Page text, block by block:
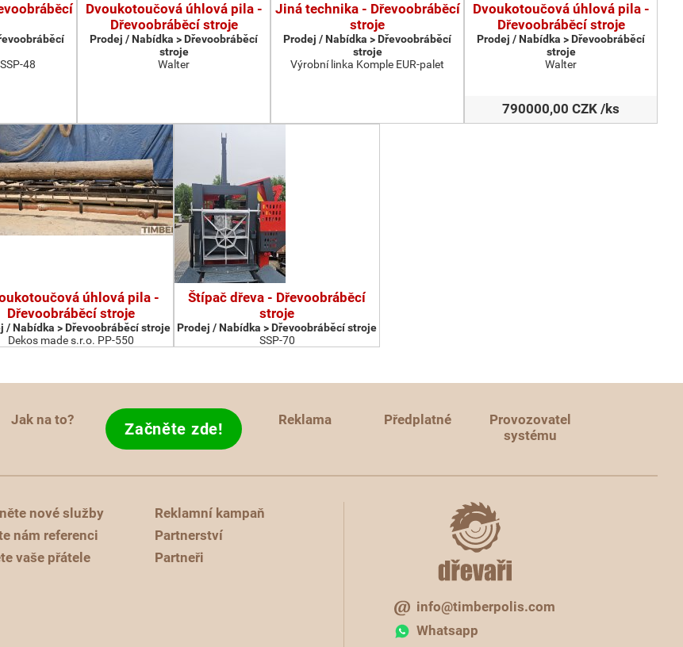
48
Dvoukotoučová úhlová pila -
Dřevoobráběcí stroje
Prodej / Nabídka > Dřevoobráběcí
stroje
Walter
Jiná technika - Dřevoobráběcí
stroje
Prodej / Nabídka > Dřevoobráběcí
stroje
Výrobní linka Komple EUR-palet
Dvoukotoučová úhlová pila -
Dřevoobráběcí stroje
Prodej / Nabídka > Dřevoobráběcí
stroje
Walter
790000,00 CZK /ks
úhlová pila -
Dřevoobráběcí stroje
/ Nabídka > Dřevoobráběcí stroje
Dekos made s.r.o. PP-550
Štípač dřeva - Dřevoobráběcí
stroje
Prodej / Nabídka > Dřevoobráběcí stroje
SSP-70
Jak na to? Začněte zde! Reklama Předplatné
Provozovatel
systému
nové služby
nám referenci
vaše přátele
Reklamní kampaň
Partnerství
Partneři
info@timberpolis.com
Whatsapp